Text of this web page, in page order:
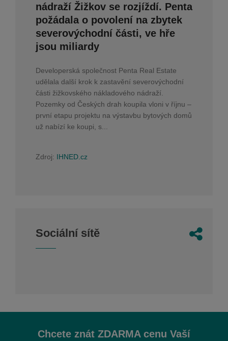
nádraží Žižkov se rozjíždí. Penta
požádala o povolení na zbytek
severovýchodní části, ve hře
jsou miliardy
Developerská společnost Penta Real Estate
udělala další krok k zastavění severovýchodní
části žižkovského nákladového nádraží.
Pozemky od Českých drah koupila vloni v říjnu –
první etapu projektu na výstavbu bytových domů
už nabízí ke koupi, s...
Zdroj: IHNED.cz
Sociální sítě
Chcete znát ZDARMA cenu Vaší